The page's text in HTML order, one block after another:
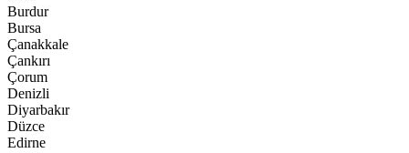
Burdur
Bursa
Çanakkale
Çankırı
Çorum
Denizli
Diyarbakır
Düzce
Edirne